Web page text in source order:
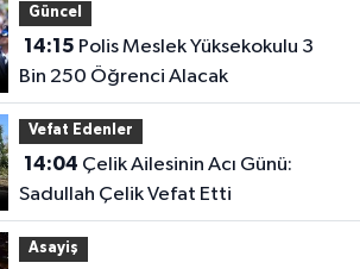
Güncel
14:15
Bin 250 Öğrenci Alacak
Vefat Edenler
14:04
Sadullah Çelik Vefat Etti
Asayiş